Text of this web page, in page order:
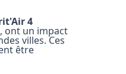
4
ont un impact
villes. Ces
être